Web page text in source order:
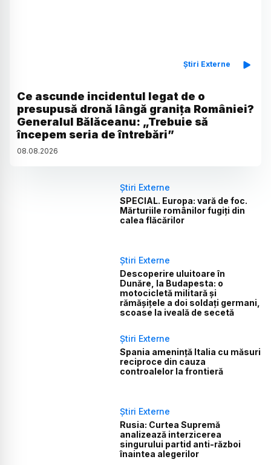
Știri Externe
Ce ascunde incidentul legat de o
presupusă dronă lângă granița României?
Generalul Bălăceanu: „Trebuie să
începem seria de întrebări”
08.08.2026
Știri Externe
SPECIAL. Europa: vară de foc.
Mărturiile românilor fugiți din
calea flăcărilor
Știri Externe
Descoperire uluitoare în
Dunăre, la Budapesta: o
motocicletă militară și
rămășițele a doi soldați germani,
scoase la iveală de secetă
Știri Externe
Spania amenință Italia cu măsuri
reciproce din cauza
controalelor la frontieră
Știri Externe
Rusia: Curtea Supremă
analizează interzicerea
singurului partid anti-război
înaintea alegerilor